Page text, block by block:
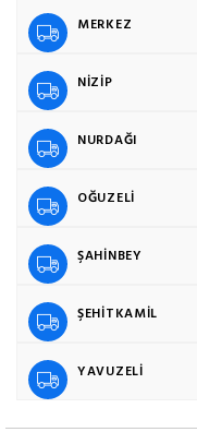
MERKEZ
NİZİP
NURDAĞI
OĞUZELİ
ŞAHİNBEY
ŞEHİTKAMİL
YAVUZELİ